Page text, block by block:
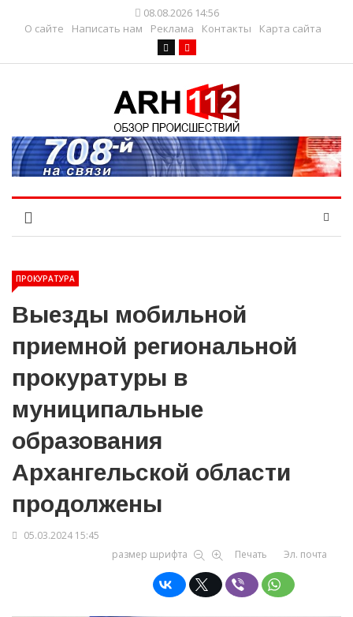
08.08.2026 14:56
О сайте
Написать нам Реклама Контакты Карта сайта
ПРОКУРАТУРА
Выезды мобильной
приемной региональной
прокуратуры в
муниципальные
образования
Архангельской области
продолжены
05.03.2024 15:45
размер шрифта
Печать Эл. почта